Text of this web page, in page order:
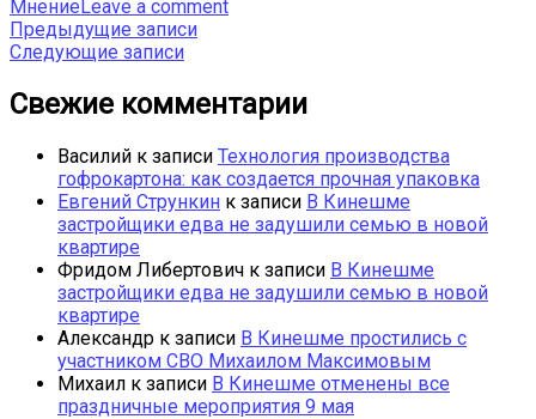
МнениеLeave a comment
Навигация
по
записям
Предыдущие записи
Следующие записи
Свежие комментарии
Василий к записи Технология производства
гофрокартона: как создается прочная упаковка
Евгений Стрункин к записи В Кинешме
застройщики едва не задушили семью в новой
квартире
Фридом Либертович к записи В Кинешме
застройщики едва не задушили семью в новой
квартире
Александр к записи В Кинешме простились с
участником СВО Михаилом Максимовым
Михаил к записи В Кинешме отменены все
праздничные мероприятия 9 мая